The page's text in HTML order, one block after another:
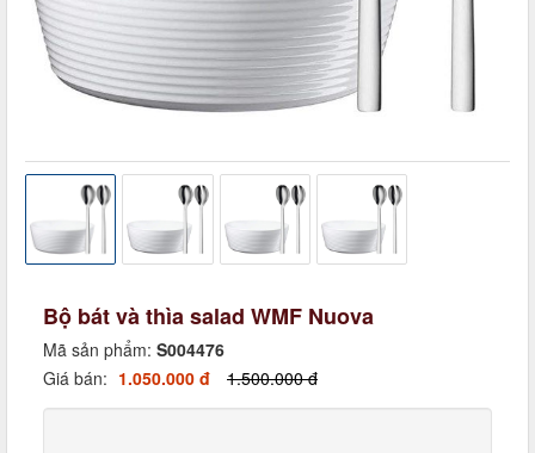
Bộ bát và thìa salad WMF Nuova
Mã sản phẩm: S004476
Giá bán: 1.050.000 đ 1.500.000 đ